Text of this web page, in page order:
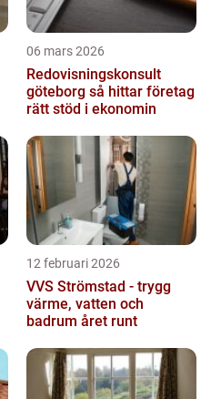
06 mars 2026
Redovisningskonsult
göteborg så hittar företag
rätt stöd i ekonomin
12 februari 2026
VVS Strömstad - trygg
värme, vatten och
badrum året runt